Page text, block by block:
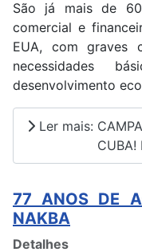
São já mais de
comercial e
EUA, com graves
necessidades
desenvolvimento
Ler mais:
CUBA!
77 ANOS DE
NAKBA
Detalhes